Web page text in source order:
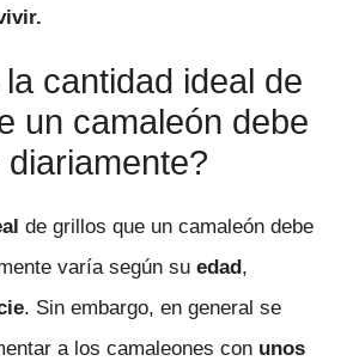
cantidad ideal de
un camaleón debe
de grillos que un camaleón debe
varía según su edad,
. Sin embargo, en general se
a los camaleones con unos